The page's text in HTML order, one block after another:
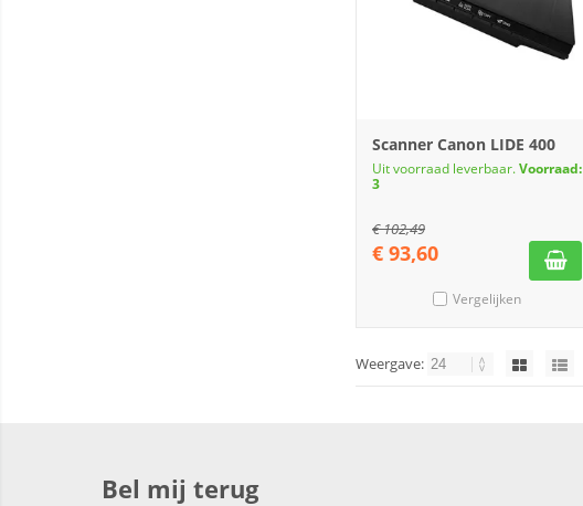
Scanner Canon LIDE 400
Uit voorraad leverbaar.Voorraad:
3
€102,49
€ 93,60
Vergelijken
Weergave:
Bel mij terug